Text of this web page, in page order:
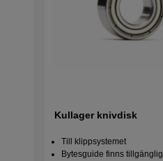
Kullager knivdisk
Till klippsystemet
Bytesguide finns tillgänglig